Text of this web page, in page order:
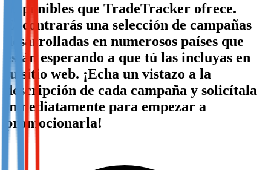
Not already our Publisher?
Sign up here
disponibles que TradeTracker ofrece.
Encontrarás una selección de campañas
desarrolladas en numerosos países que
están esperando a que tú las incluyas en
tu sitio web. ¡Echa un vistazo a la
descripción de cada campaña y solicítala
inmediatamente para empezar a
promocionarla!